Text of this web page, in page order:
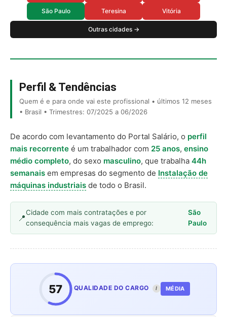
São Paulo Teresina Vitória
Outras cidades →
Perfil & Tendências
Quem é e para onde vai este profissional • últimos 12 meses
• Brasil • Trimestres: 07/2025 a 06/2026
De acordo com levantamento do Portal Salário, o perfil
mais recorrente é um trabalhador com 25 anos, ensino
médio completo, do sexo masculino, que trabalha 44h
semanais em empresas do segmento de Instalação de
máquinas industriais de todo o Brasil.
Cidade com mais contratações e por
consequência mais vagas de emprego:
São
Paulo
57 QUALIDADE DO CARGO I MÉDIA